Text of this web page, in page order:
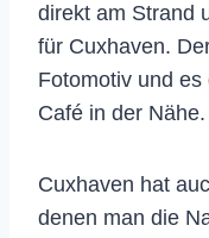
direkt am Strand
für Cuxhaven.
Fotomotiv und
Café in der Nähe.
Cuxhaven hat
denen man die